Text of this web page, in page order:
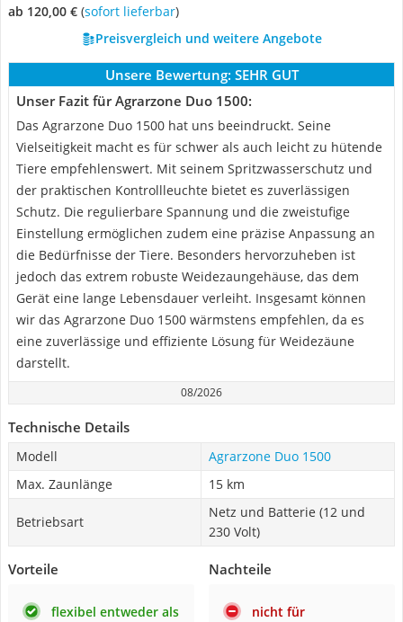
ab 120,00 € ( Sofort lieferbar)
Preisvergleich und weitere Angebote
Unsere Bewertung: SEHR GUT
Unser Fazit für Agrarzone Duo 1500:
Das Agrarzone Duo 1500 hat uns beeindruckt. Seine
Vielseitigkeit macht es für schwer als auch leicht zu hütende
Tiere empfehlenswert. Mit seinem Spritzwasserschutz und
der praktischen Kontrollleuchte bietet es zuverlässigen
Schutz. Die regulierbare Spannung und die zweistufige
Einstellung ermöglichen zudem eine präzise Anpassung an
die Bedürfnisse der Tiere. Besonders hervorzuheben ist
jedoch das extrem robuste Weidezaungehäuse, das dem
Gerät eine lange Lebensdauer verleiht. Insgesamt können
wir das Agrarzone Duo 1500 wärmstens empfehlen, da es
eine zuverlässige und effiziente Lösung für Weidezäune
darstellt.
08/2026
Technische Details
Modell
Agrarzone Duo 1500
Max. Zaunlänge
15 km
Betriebsart
Netz und Batterie (12 und
230 Volt)
Vorteile
flexibel entweder als
Nachteile
nicht für